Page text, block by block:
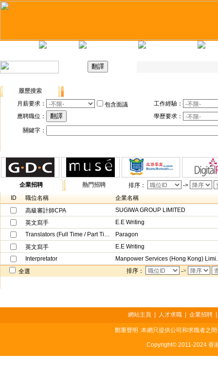
履歷搜索
月薪要求：
包含面議
工作經驗：
應聘職位：
學歷要求：
關鍵字：
企業招聘 熱門招聘 排序：
->
ID
職位名稱
企業名稱
高級審計師CPA
SUGIWA GROUP LIMITED
英文寫手
E.E Writing
Translators (Full Time / Part Time)
Paragon
英文寫手
E.E Writing
Interpretator
全選
排序： ->
網站主頁 人才求職 企業招聘
鄭重聲明 :本網只提供公司和求職者之
Copyright© 2011-2024 香